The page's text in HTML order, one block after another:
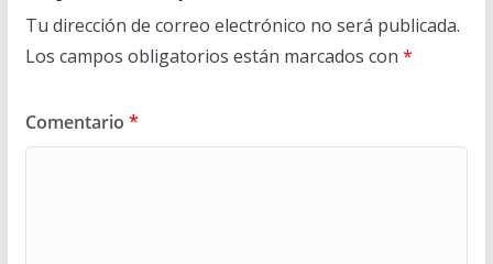
Tu dirección de correo electrónico no será publicada.
Los campos obligatorios están marcados con *
Comentario *